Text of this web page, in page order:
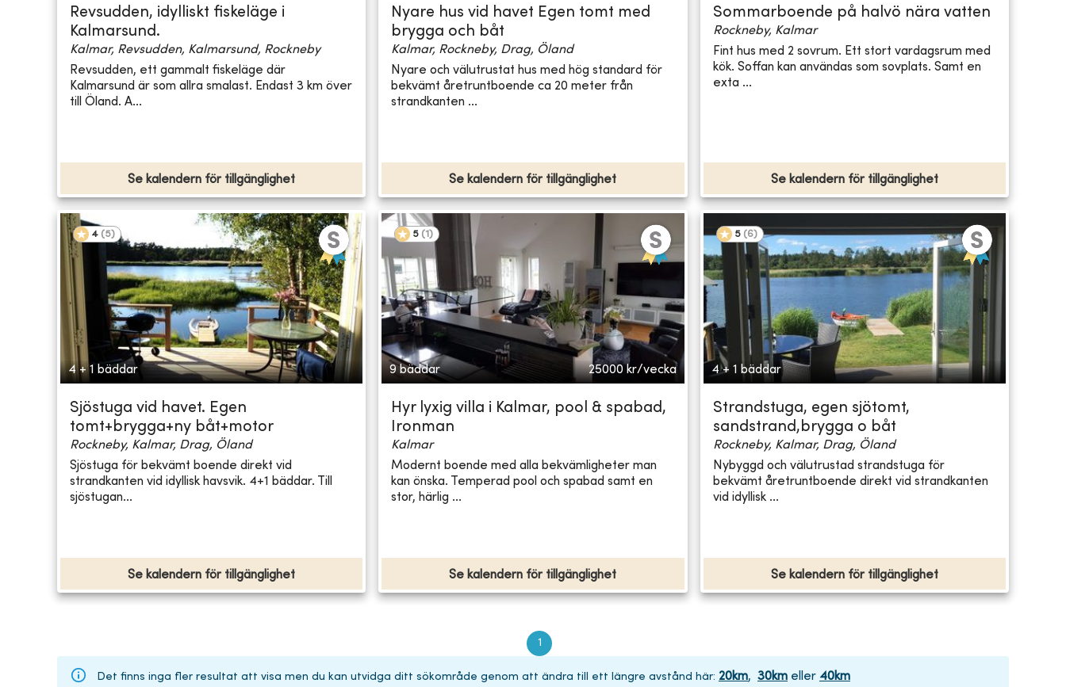
Revsudden, idylliskt fiskeläge i
Kalmarsund.
Kalmar, Revsudden, Kalmarsund, Rockneby
Revsudden, ett gammalt fiskeläge där
Kalmarsund är som allra smalast. Endast 3 km över
till Öland. A...
Se kalendern för tillgänglighet
Nyare hus vid havet Egen tomt med
brygga och båt
Kalmar, Rockneby, Drag, Öland
Nyare och välutrustat hus med hög standard för
bekvämt åretruntboende ca 20 meter från
strandkanten ...
Se kalendern för tillgänglighet
Sommarboende på halvö nära vatten
Rockneby, Kalmar
Fint hus med 2 sovrum. Ett stort vardagsrum med
kök. Soffan kan användas som sovplats. Samt en
exta ...
Se kalendern för tillgänglighet
4 (5)
4 + 1 bäddar
Sjöstuga vid havet. Egen
tomt+brygga+ny båt+motor
Rockneby, Kalmar, Drag, Öland
Sjöstuga för bekvämt boende direkt vid
strandkanten vid idyllisk havsvik. 4+1 bäddar. Till
sjöstugan...
Se kalendern för tillgänglighet
5 (1 )
9 bäddar 25000 kr/vecka
Hyr lyxig villa i Kalmar, pool & spabad,
Ironman
Kalmar
Modernt boende med alla bekvämligheter man
kan önska. Temperad pool och spabad samt en
stor, härlig ...
Se kalendern för tillgänglighet
5 (6)
4 + 1 bäddar
Strandstuga, egen sjötomt,
sandstrand,brygga o båt
Rockneby, Kalmar, Drag, Öland
Nybyggd och välutrustad strandstuga för
bekvämt åretruntboende direkt vid strandkanten
vid idyllisk ...
Se kalendern för tillgänglighet
1
Det finns inga fler resultat att visa men du kan utvidga ditt sökområde genom att ändra till ett längre avstånd här: 20km, 30km eller 40km